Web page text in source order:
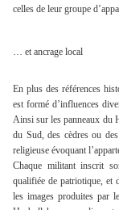
celles de leur groupe
… et ancrage local
En plus des références
est formé d’influences
Ainsi sur les panneaux du
du Sud, des cèdres ou
religieuse évoquant
Chaque militant inscrit
qualifiée de patriotique, et
les images produites par